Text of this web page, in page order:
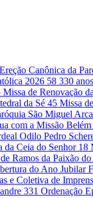
Ereção Canônica da
2026 58 330
Missa de Renovação
da Sé 45 Missa
São Miguel
com a Missão Belém
Odilo Pedro
da Ceia do Senhor 18
Ramos da Paixão
do Ano Jubilar
e Coletiva de
331 Ordenação